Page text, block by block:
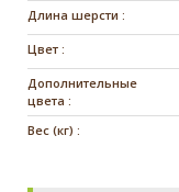
Длина шерсти :
Цвет :
Дополнительные
цвета :
Вес (кг) :